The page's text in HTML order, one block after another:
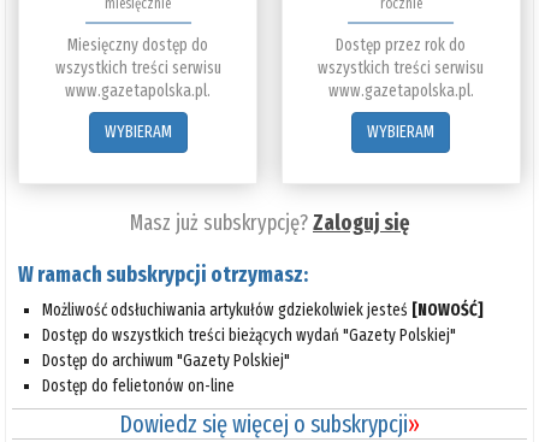
Miesięczny dostęp do
wszystkich treści serwisu
www.gazetapolska.pl.
WYBIERAM
Dostęp przez rok do
wszystkich treści serwisu
www.gazetapolska.pl.
WYBIERAM
Masz już subskrypcję?Zaloguj się
W ramach subskrypcji otrzymasz:
Możliwość odsłuchiwania artykułów gdziekolwiek jesteś [NOWOŚĆ]
Dostęp do wszystkich treści bieżących wydań "Gazety Polskiej"
Dostęp do archiwum "Gazety Polskiej"
Dostęp do felietonów on-line
Dowiedz się więcej o subskrypcji»